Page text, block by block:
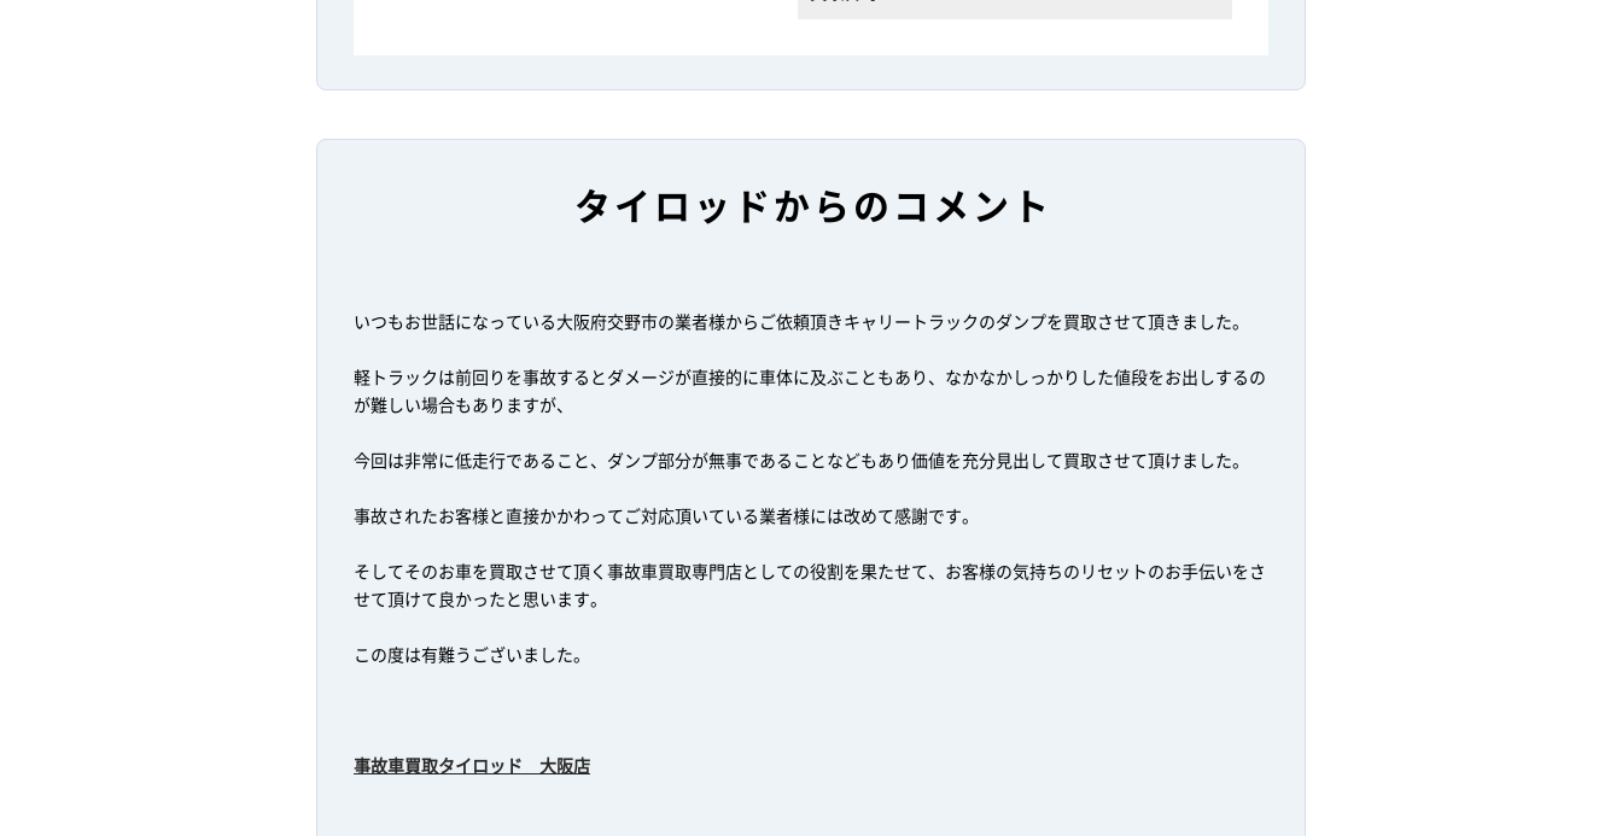
タイロッドからのコメント
いつもお世話になっている大阪府交野市の業者様からご依頼頂きキャリートラックのダンプを買取させて頂きました。
軽トラックは前回りを事故するとダメージが直接的に車体に及ぶこともあり、なかなかしっかりした値段をお出しするの
が難しい場合もありますが、
今回は非常に低走行であること、ダンプ部分が無事であることなどもあり価値を充分見出して買取させて頂けました。
事故されたお客様と直接かかわってご対応頂いている業者様には改めて感謝です。
そしてそのお車を買取させて頂く事故車買取専門店としての役割を果たせて、お客様の気持ちのリセットのお手伝いをさ
せて頂けて良かったと思います。
この度は有難うございました。
事故車買取タイロッド 大阪店